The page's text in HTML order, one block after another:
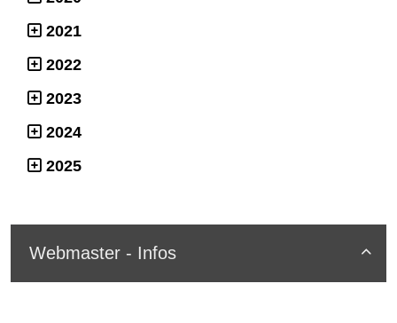
2021
2022
2023
2024
2025

Webmaster - Infos